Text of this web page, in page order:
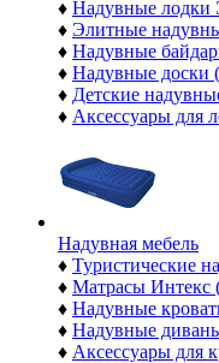
♦ Надувные лодки
♦ Элитные
♦ Надувные
♦ Надувные доски
♦ Детские
♦ Аксессуары для
Надувная мебель
♦ Туристические
♦ Матрасы Интекс
♦ Надувные
♦ Надувные
♦ Аксессуары для